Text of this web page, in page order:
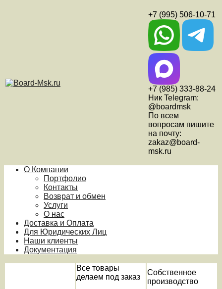
+7 (995) 506-10-71
+7 (985) 333-88-24
Ник Telegram:
@boardmsk
По всем
вопросам пишите
на почту:
zakaz@board-
msk.ru
О Компании
Портфолио
Контакты
Возврат и обмен
Услуги
О нас
Доставка и Оплата
Для Юридических Лиц
Наши клиенты
Документация
Все товары
делаем под заказ
Собственное
производство